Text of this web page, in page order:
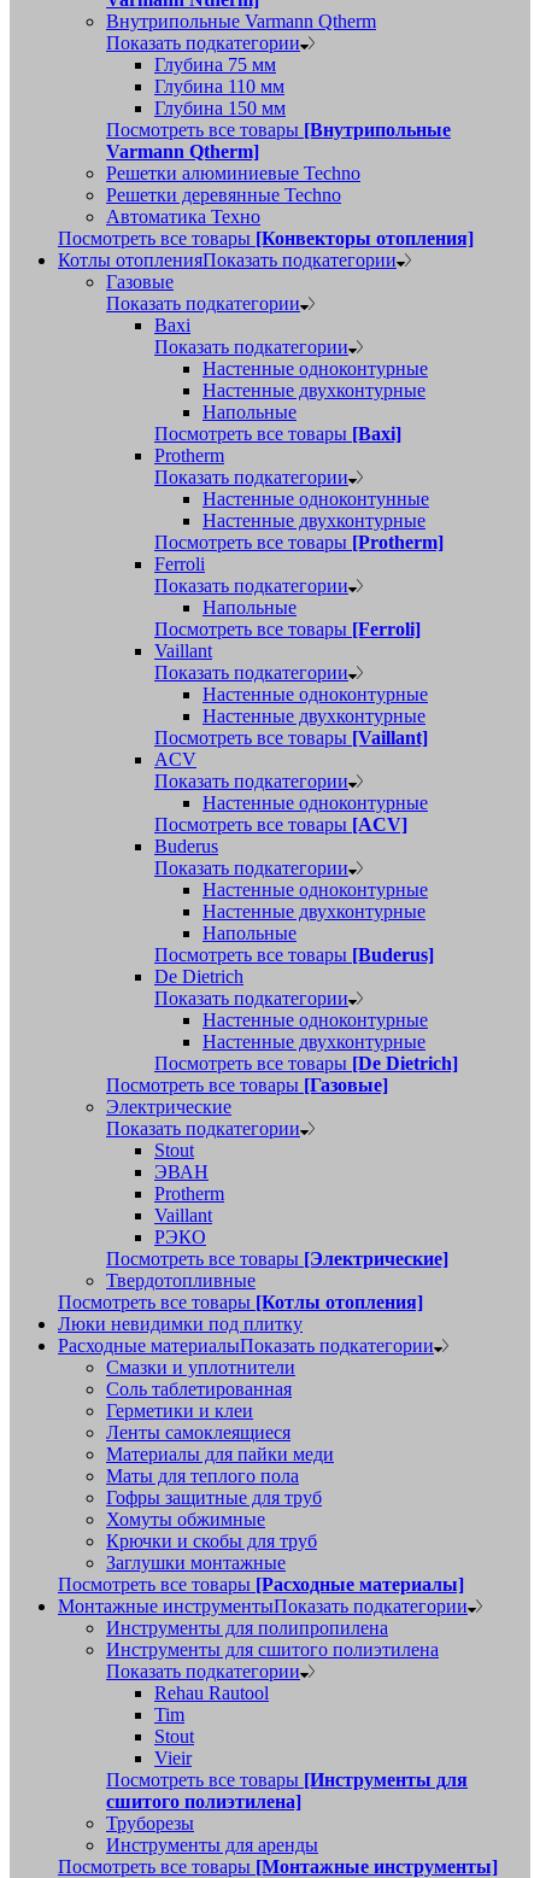
Внутрипольные Varmann Qtherm
Показать подкатегории
Глубина 75 мм
Глубина 110 мм
Глубина 150 мм
Посмотреть все товары [Внутрипольные
Varmann Qtherm]
Решетки алюминиевые Techno
Решетки деревянные Techno
Автоматика Техно
Посмотреть все товары [Конвекторы отопления]
Котлы отопленияПоказать подкатегории
Газовые
Показать подкатегории
Baxi
Показать подкатегории
Настенные одноконтурные
Настенные двухконтурные
Напольные
Посмотреть все товары [Baxi]
Protherm
Показать подкатегории
Настенные одноконтунные
Настенные двухконтурные
Посмотреть все товары [Protherm]
Ferroli
Показать подкатегории
Напольные
Посмотреть все товары [Ferroli]
Vaillant
Показать подкатегории
Настенные одноконтурные
Настенные двухконтурные
Посмотреть все товары [Vaillant]
ACV
Показать подкатегории
Настенные одноконтурные
Посмотреть все товары [ACV]
Buderus
Показать подкатегории
Настенные одноконтурные
Настенные двухконтурные
Напольные
Посмотреть все товары [Buderus]
De Dietrich
Показать подкатегории
Настенные одноконтурные
Настенные двухконтурные
Посмотреть все товары [De Dietrich]
Посмотреть все товары [Газовые]
Электрические
Показать подкатегории
Stout
ЭВАН
Protherm
Vaillant
РЭКО
Посмотреть все товары [Электрические]
Твердотопливные
Посмотреть все товары [Котлы отопления]
Люки невидимки под плитку
Расходные материалыПоказать подкатегории
Смазки и уплотнители
Соль таблетированная
Герметики и клеи
Ленты самоклеящиеся
Материалы для пайки меди
Маты для теплого пола
Гофры защитные для труб
Хомуты обжимные
Крючки и скобы для труб
Заглушки монтажные
Посмотреть все товары [Расходные материалы]
Монтажные инструментыПоказать подкатегории
Инструменты для полипропилена
Инструменты для сшитого полиэтилена
Показать подкатегории
Rehau Rautool
Tim
Stout
Vieir
Посмотреть все товары [Инструменты для
сшитого полиэтилена]
Труборезы
Инструменты для аренды
Посмотреть все товары [Монтажные инструменты]